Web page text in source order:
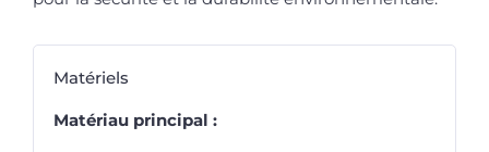
Matériels
Matériau principal :